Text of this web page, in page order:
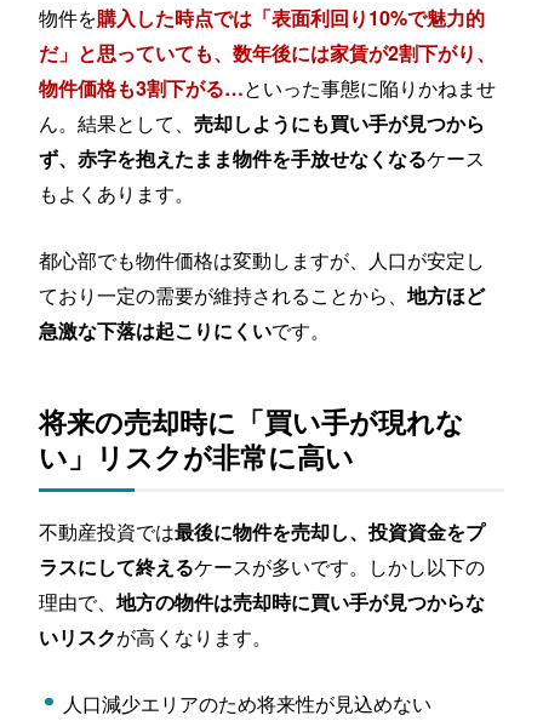
物件を購入した時点では「表面利回り10%で魅力的
だ」と思っていても、数年後には家賃が2割下がり、
物件価格も3割下がる…といった事態に陥りかねませ
ん。結果として、売却しようにも買い手が見つから
ず、赤字を抱えたまま物件を手放せなくなるケース
もよくあります。
都心部でも物件価格は変動しますが、人口が安定し
ており一定の需要が維持されることから、地方ほど
急激な下落は起こりにくいです。
将来の売却時に「買い手が現れな
い」リスクが非常に高い
不動産投資では最後に物件を売却し、投資資金をプ
ラスにして終えるケースが多いです。しかし以下の
理由で、地方の物件は売却時に買い手が見つからな
いリスクが高くなります。
人口減少エリアのため将来性が見込めない